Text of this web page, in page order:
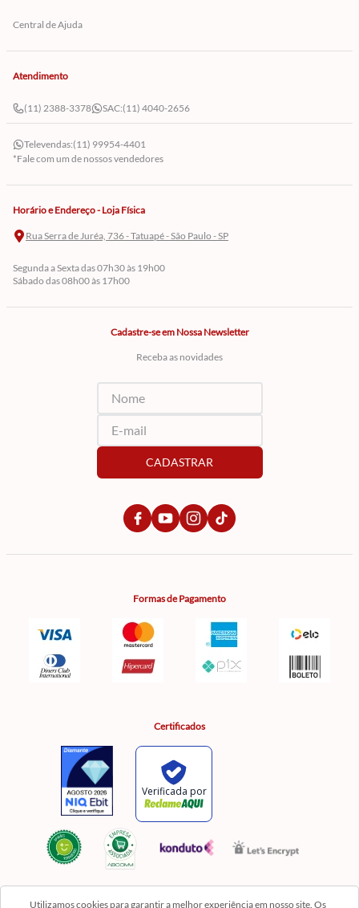
Utilizamos cookies para garantir a melhor experiência em nosso site. Os
Central de Ajuda
Atendimento
(11) 2388-3378 SAC:(11) 4040-2656
Televendas:(11) 99954-4401
*Fale com um de nossos vendedores
Horário e Endereço - Loja Física
Rua Serra de Juréa, 736 - Tatuapé - São Paulo - SP
Segunda a Sexta das 07h30 às 19h00
Sábado das 08h00 às 17h00
Cadastre-se em Nossa Newsletter
Receba as novidades
CADASTRAR
Formas de Pagamento
Certificados